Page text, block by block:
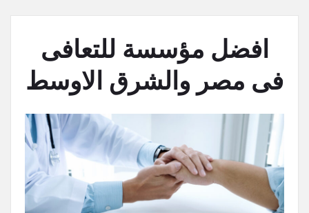
افضل مؤسسة للتعافى
فى مصر والشرق الاوسط